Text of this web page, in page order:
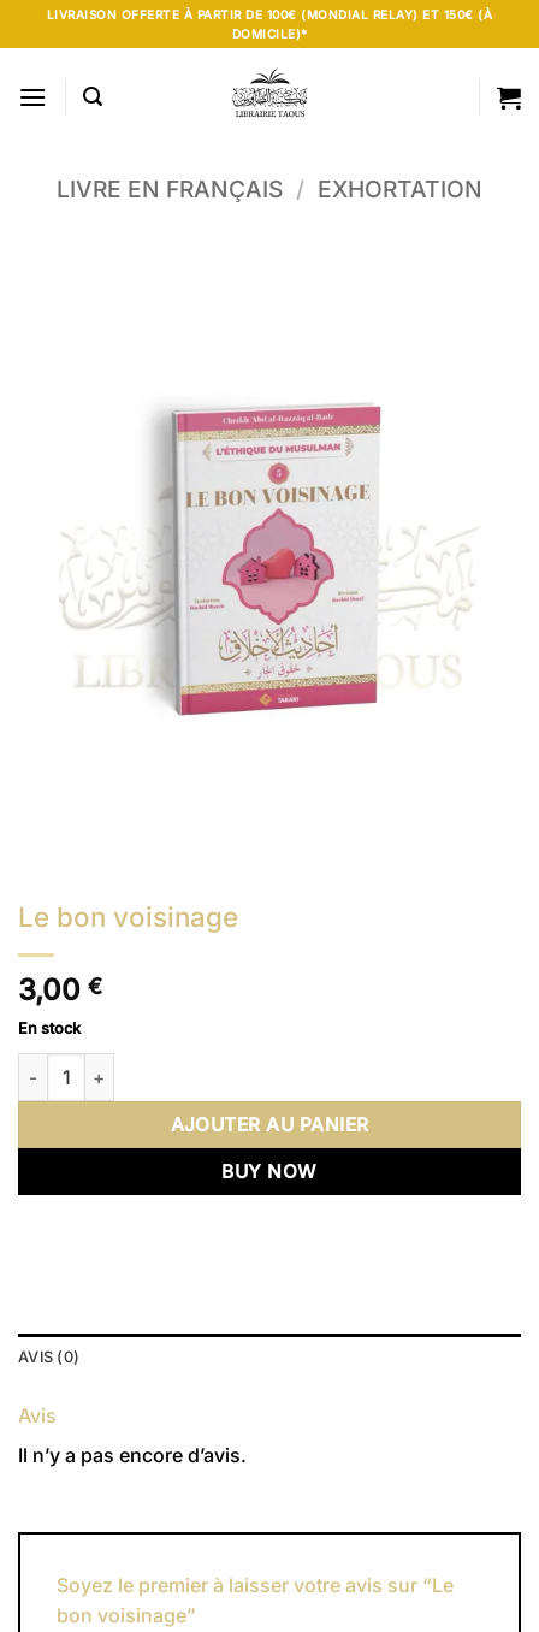
Passer
au
contenu
LIVRAISON OFFERTE À PARTIR DE 100€ (MONDIAL RELAY) ET 150€ (À
DOMICILE)*
LIVRE EN FRANÇAIS / EXHORTATION
Le bon voisinage
3,00 €
En stock
quantité de Le bon voisinage
AJOUTER AU PANIER
BUY NOW
AVIS (0)
Avis
Il n’y a pas encore d’avis.
Soyez le premier à laisser votre avis sur “Le
bon voisinage”